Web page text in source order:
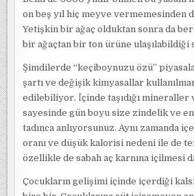
on beş yıl hiç meyve vermemesinden
Yetişkin bir ağaç olduktan sonra da
bir ağaçtan bir ton ürüne ulaşılabildiği
Şimdilerde “keçiboynuzu özü”
şartı ve değişik kimyasallar
edilebiliyor. İçinde taşıdığı
sayesinde gün boyu size zindelik ve
tadınca anlıyorsunuz. Aynı zamanda
oranı ve düşük kalorisi nedeni ile de
özellikle de sabah aç karnına içilmesi
Çocukların gelişimi içinde içerdiği